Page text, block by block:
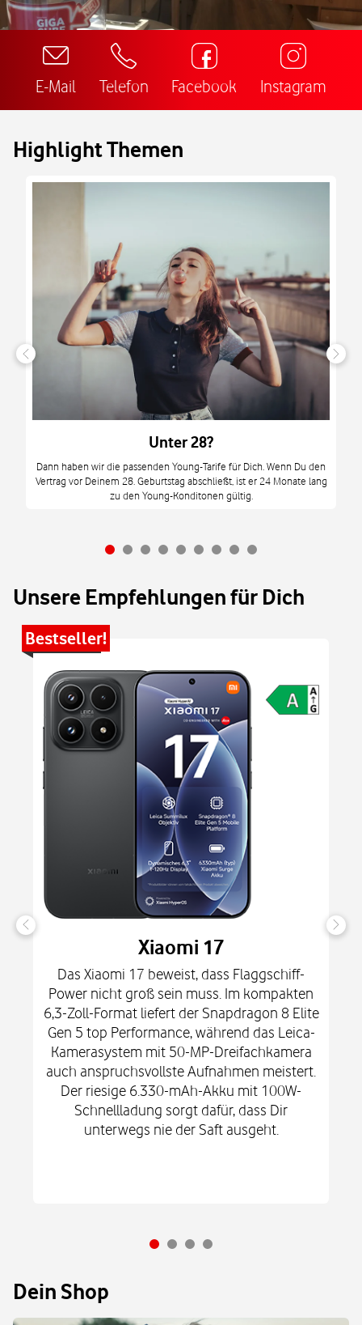
E-Mail Telefon Facebook Instagram
Highlight Themen
Unter 28?
Dann haben wir die passenden Young-Tarife für Dich. Wenn Du den
Vertrag vor Deinem 28. Geburtstag abschließt, ist er 24 Monate lang
zu den Young-Konditonen gültig.
Unsere Empfehlungen für Dich
Bestseller!
Xiaomi 17
Das Xiaomi 17 beweist, dass Flaggschiff-
Power nicht groß sein muss. Im kompakten
6,3-Zoll-Format liefert der Snapdragon 8 Elite
Gen 5 top Performance, während das Leica-
Kamerasystem mit 50-MP-Dreifachkamera
auch anspruchsvollste Aufnahmen meistert.
Der riesige 6.330-mAh-Akku mit 100W-
Schnellladung sorgt dafür, dass Dir
unterwegs nie der Saft ausgeht.
Dein Shop